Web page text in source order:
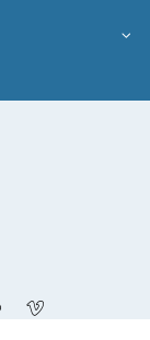
Flickr